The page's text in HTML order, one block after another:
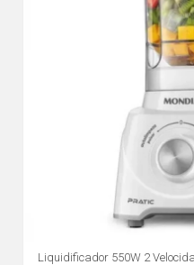
Liquidificador 550W 2